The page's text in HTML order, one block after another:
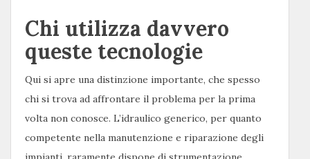
Chi utilizza davvero
queste tecnologie
Qui si apre una distinzione importante, che spesso
chi si trova ad affrontare il problema per la prima
volta non conosce. L’idraulico generico, per quanto
competente nella manutenzione e riparazione degli